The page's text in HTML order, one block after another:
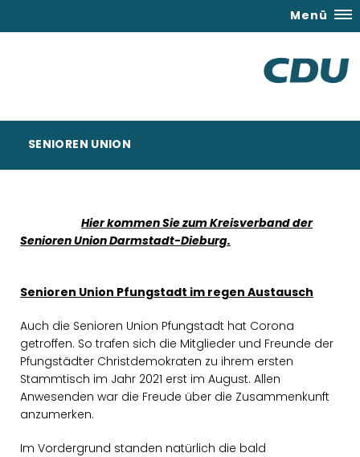
Menü
SENIOREN UNION
Hier kommen Sie zum Kreisverband der
Senioren Union Darmstadt-Dieburg.
Senioren Union Pfungstadt im regen Austausch
Auch die Senioren Union Pfungstadt hat Corona
getroffen. So trafen sich die Mitglieder und Freunde der
Pfungstädter Christdemokraten zu ihrem ersten
Stammtisch im Jahr 2021 erst im August. Allen
Anwesenden war die Freude über die Zusammenkunft
anzumerken.
Im Vordergrund standen natürlich die bald